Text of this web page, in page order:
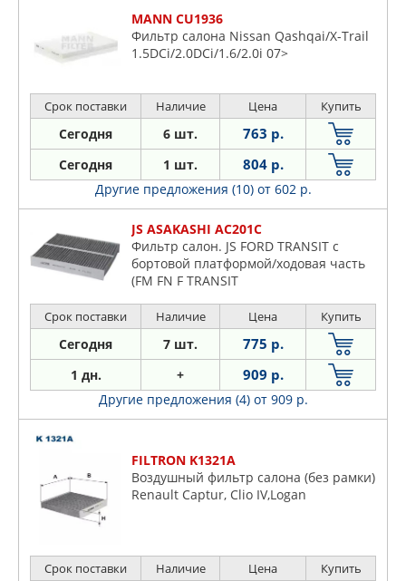
MANN CU1936
Фильтр салона Nissan Qashqai/X-Trail
1.5DCi/2.0DCi/1.6/2.0i 07>
Срок поставки Наличие Цена Купить
Сегодня 6 шт. 763 р.
Сегодня 1 шт. 804 р.
Другие предложения (10) от 602 р.
JS ASAKASHI AC201C
Фильтр салон. JS FORD TRANSIT c
бортовой платформой/ходовая часть
(FM FN F TRANSIT
Срок поставки Наличие Цена Купить
Сегодня 7 шт. 775 р.
1 дн. + 909 р.
Другие предложения (4) от 909 р.
FILTRON K1321A
Воздушный фильтр салона (без рамки)
Renault Captur, Clio IV,Logan
Срок поставки Наличие Цена Купить